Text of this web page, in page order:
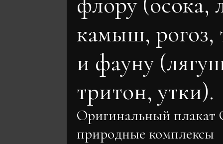
камыш, рогоз,
и фауну
тритон, утки).
Оригинальный
природные комплексы